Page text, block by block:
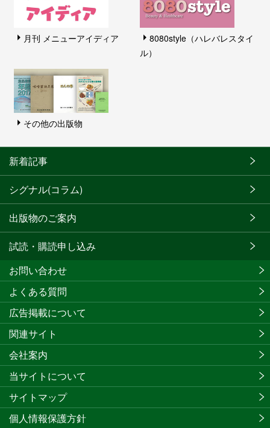
月刊 メニューアイディア
8080style（ハレバレスタイ
ル）
その他の出版物
新着記事
シグナル(コラム)
出版物のご案内
試読・購読申し込み
お問い合わせ
よくある質問
広告掲載について
関連サイト
会社案内
当サイトについて
サイトマップ
個人情報保護方針